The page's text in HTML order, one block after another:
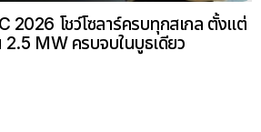
2026 โชว์โซลาร์ครบทุกสเกล ตั้งแต่
2.5 MW ครบจบในบูธเดียว